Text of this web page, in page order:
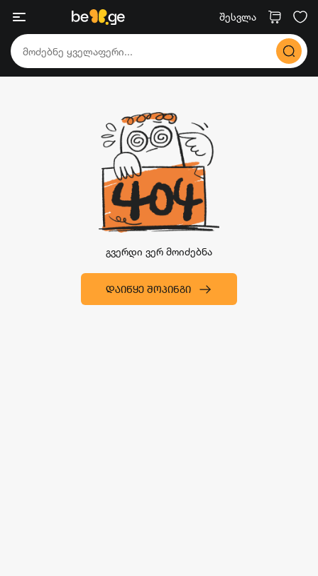
შესვლა
გვერდი ვერ მოიძებნა
ᲓᲐᲘᲬᲧᲔ ᲨᲝᲞᲘᲜᲒᲘ